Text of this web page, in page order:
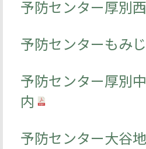
予防センター厚別
予防センターもみ
予防センター厚別
内
予防センター大